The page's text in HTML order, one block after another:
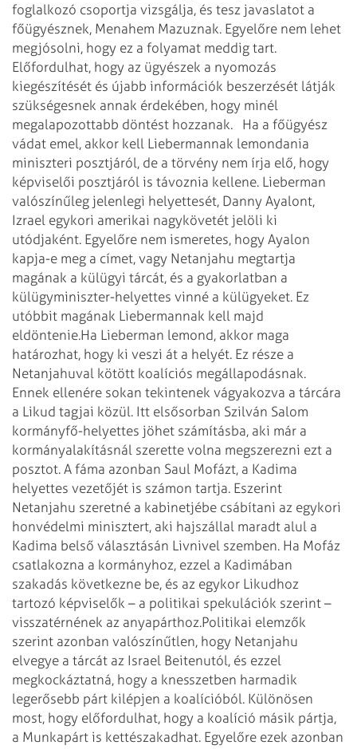
foglalkozó csoportja vizsgálja, és tesz javaslatot a
főügyésznek, Menahem Mazuznak. Egyelőre nem lehet
megjósolni, hogy ez a folyamat meddig tart.
Előfordulhat, hogy az ügyészek a nyomozás
kiegészítését és újabb információk beszerzését látják
szükségesnek annak érdekében, hogy minél
megalapozottabb döntést hozzanak. Ha a főügyész
vádat emel, akkor kell Liebermannak lemondania
miniszteri posztjáról, de a törvény nem írja elő, hogy
képviselői posztjáról is távoznia kellene. Lieberman
valószínűleg jelenlegi helyettesét, Danny Ayalont,
Izrael egykori amerikai nagykövetét jelöli ki
utódjaként. Egyelőre nem ismeretes, hogy Ayalon
kapja-e meg a címet, vagy Netanjahu megtartja
magának a külügyi tárcát, és a gyakorlatban a
külügyminiszter-helyettes vinné a külügyeket. Ez
utóbbit magának Liebermannak kell majd
eldöntenie.Ha Lieberman lemond, akkor maga
határozhat, hogy ki veszi át a helyét. Ez része a
Netanjahuval kötött koalíciós megállapodásnak.
Ennek ellenére sokan tekintenek vágyakozva a tárcára
a Likud tagjai közül. Itt elsősorban Szilván Salom
kormányfő-helyettes jöhet számításba, aki már a
kormányalakításnál szerette volna megszerezni ezt a
posztot. A fáma azonban Saul Mofázt, a Kadima
helyettes vezetőjét is számon tartja. Eszerint
Netanjahu szeretné a kabinetjébe csábítani az egykori
honvédelmi minisztert, aki hajszállal maradt alul a
Kadima belső választásán Livnivel szemben. Ha Mofáz
csatlakozna a kormányhoz, ezzel a Kadimában
szakadás következne be, és az egykor Likudhoz
tartozó képviselők – a politikai spekulációk szerint –
visszatérnének az anyapárthoz.Politikai elemzők
szerint azonban valószínűtlen, hogy Netanjahu
elvegye a tárcát az Israel Beitenutól, és ezzel
megkockáztatná, hogy a knesszetben harmadik
legerősebb párt kilépjen a koalícióból. Különösen
most, hogy előfordulhat, hogy a koalíció másik pártja,
a Munkapárt is kettészakadhat. Egyelőre ezek azonban